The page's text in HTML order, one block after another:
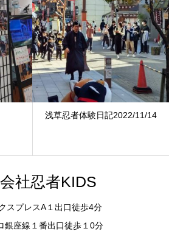
浅草忍者体験日記2022/11/14
社忍者KIDS
スプレスA１出口徒歩4分
銀座線１番出口徒歩１0分